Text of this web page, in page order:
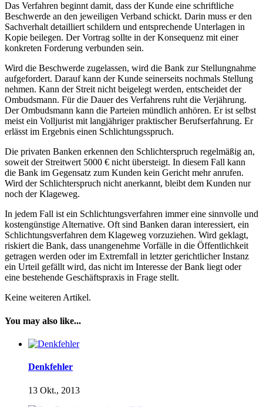
Das Verfahren beginnt damit, dass der Kunde eine schriftliche
Beschwerde an den jeweiligen Verband schickt. Darin muss er den
Sachverhalt detailliert schildern und entsprechende Unterlagen in
Kopie beilegen. Der Vortrag sollte in der Konsequenz mit einer
konkreten Forderung verbunden sein.
Wird die Beschwerde zugelassen, wird die Bank zur Stellungnahme
aufgefordert. Darauf kann der Kunde seinerseits nochmals Stellung
nehmen. Kann der Streit nicht beigelegt werden, entscheidet der
Ombudsmann. Für die Dauer des Verfahrens ruht die Verjährung.
Der Ombudsmann kann die Parteien mündlich anhören. Er ist selbst
meist ein Volljurist mit langjähriger praktischer Berufserfahrung. Er
erlässt im Ergebnis einen Schlichtungsspruch.
Die privaten Banken erkennen den Schlichterspruch regelmäßig an,
soweit der Streitwert 5000 € nicht übersteigt. In diesem Fall kann
die Bank im Gegensatz zum Kunden kein Gericht mehr anrufen.
Wird der Schlichterspruch nicht anerkannt, bleibt dem Kunden nur
noch der Klageweg.
In jedem Fall ist ein Schlichtungsverfahren immer eine sinnvolle und
kostengünstige Alternative. Oft sind Banken daran interessiert, ein
Schlichtungsverfahren dem Klageweg vorzuziehen. Wird geklagt,
riskiert die Bank, dass unangenehme Vorfälle in die Öffentlichkeit
getragen werden oder im Extremfall in letzter gerichtlicher Instanz
ein Urteil gefällt wird, das nicht im Interesse der Bank liegt oder
eine bestehende Geschäftspraxis in Frage stellt.
Keine weiteren Artikel.
You may also like...
Denkfehler
13 Okt., 2013